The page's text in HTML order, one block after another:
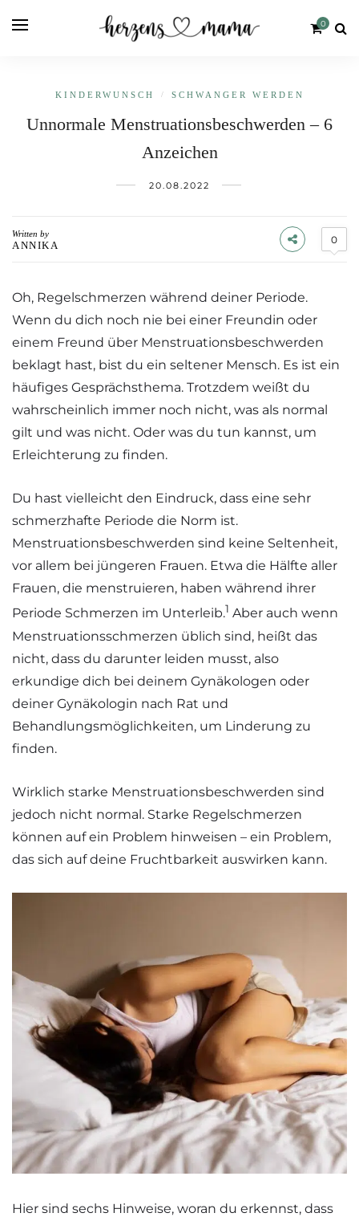
0
KINDERWUNSCH / SCHWANGER WERDEN
Unnormale Menstruationsbeschwerden – 6
Anzeichen
20.08.2022
Written by
ANNIKA 0
Oh, Regelschmerzen während deiner Periode.
Wenn du dich noch nie bei einer Freundin oder
einem Freund über Menstruationsbeschwerden
beklagt hast, bist du ein seltener Mensch. Es ist ein
häufiges Gesprächsthema. Trotzdem weißt du
wahrscheinlich immer noch nicht, was als normal
gilt und was nicht. Oder was du tun kannst, um
Erleichterung zu finden.
Du hast vielleicht den Eindruck, dass eine sehr
schmerzhafte Periode die Norm ist.
Menstruationsbeschwerden sind keine Seltenheit,
vor allem bei jüngeren Frauen. Etwa die Hälfte aller
Frauen, die menstruieren, haben während ihrer
Periode Schmerzen im Unterleib.1 Aber auch wenn
Menstruationsschmerzen üblich sind, heißt das
nicht, dass du darunter leiden musst, also
erkundige dich bei deinem Gynäkologen oder
deiner Gynäkologin nach Rat und
Behandlungsmöglichkeiten, um Linderung zu
finden.
Wirklich starke Menstruationsbeschwerden sind
jedoch nicht normal. Starke Regelschmerzen
können auf ein Problem hinweisen – ein Problem,
das sich auf deine Fruchtbarkeit auswirken kann.
Hier sind sechs Hinweise, woran du erkennst, dass